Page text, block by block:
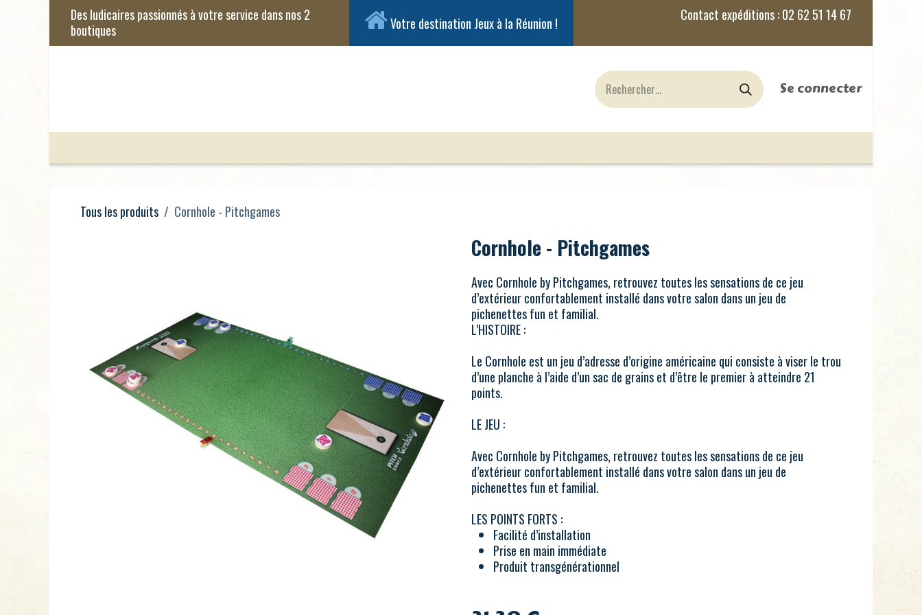
Se rendre au contenu
Votre destination Jeux à la Réunion !
Se connecter
Tous les produits Cornhole - Pitchgames
Cornhole - Pitchgames
Avec Cornhole by Pitchgames, retrouvez toutes les sensations de ce jeu
d’extérieur confortablement installé dans votre salon dans un jeu de
pichenettes fun et familial.
L’HISTOIRE :
Le Cornhole est un jeu d’adresse d’origine américaine qui consiste à viser le trou
d’une planche à l’aide d’un sac de grains et d’être le premier à atteindre 21
points.
LE JEU :
Avec Cornhole by Pitchgames, retrouvez toutes les sensations de ce jeu
d’extérieur confortablement installé dans votre salon dans un jeu de
pichenettes fun et familial.
LES POINTS FORTS :
Facilité d’installation
Prise en main immédiate
Produit transgénérationnel